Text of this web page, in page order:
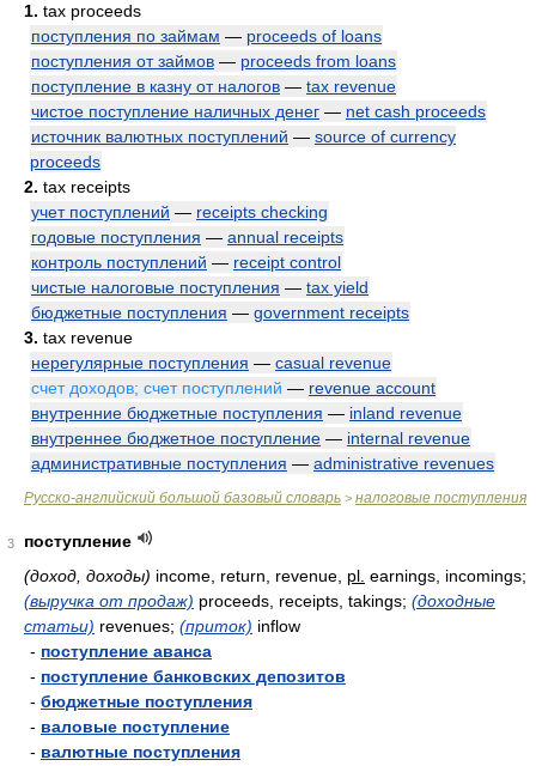
1. tax proceeds
поступления по займам — proceeds of loans
поступления от займов — proceeds from loans
поступление в казну от налогов — tax revenue
чистое поступление наличных денег — net cash proceeds
источник валютных поступлений — source of currency
proceeds
2. tax receipts
учет поступлений — receipts checking
годовые поступления — annual receipts
контроль поступлений — receipt control
чистые налоговые поступления — tax yield
бюджетные поступления — government receipts
3. tax revenue
нерегулярные поступления — casual revenue
счет доходов; счет поступлений — revenue account
внутренние бюджетные поступления — inland revenue
внутреннее бюджетное поступление — internal revenue
административные поступления — administrative revenues
Русско-английский большой базовый словарь > налоговые поступления
3
поступление
(доход, доходы) income, return, revenue, pl. earnings, incomings;
(выручка от продаж) proceeds, receipts, takings; (доходные
статьи) revenues; (приток) inflow
- поступление аванса
- поступление банковских депозитов
- бюджетные поступления
- валовые поступление
- валютные поступления